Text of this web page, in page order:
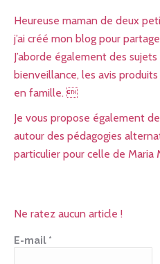
Heureuse maman de deux
j’ai créé mon blog pour
J’aborde également des
bienveillance, les avis
en famille. 
Je vous propose également
autour des pédagogies
particulier pour celle de Maria
Ne ratez aucun article !
E-mail *